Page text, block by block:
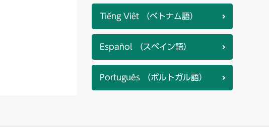
Tiếng Việt （ベトナム語）
Español （スペイン語）
Português （ポルトガル語）